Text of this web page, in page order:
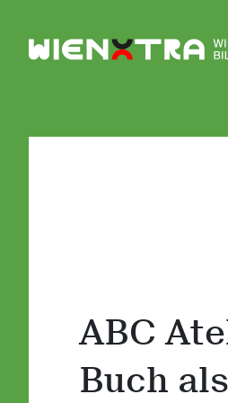
Logo Wiener
ABC
Buch